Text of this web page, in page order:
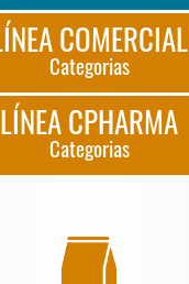
COMERCIAL
Categorias
LÍNEA CPHARMA
Categorias